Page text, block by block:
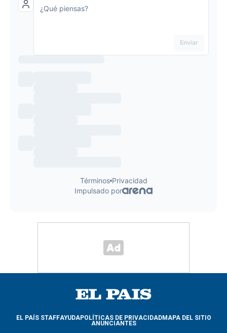
EL PAÍS STAFFAYUDAPOLÍTICAS DE PRIVACIDADMAPA DEL SITIO
ANUNCIANTES